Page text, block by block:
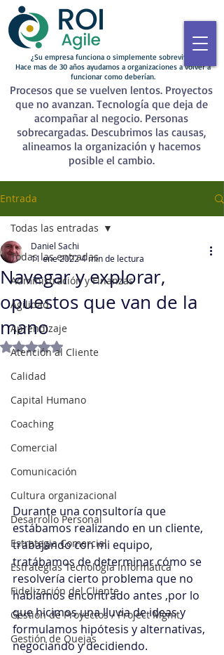
¿Su empresa funciona o simplemente sobrevive?
Hace mas de 30 años ayudamos a organizaciones a volver a
funcionar como deberían.
Procesos que se vuelven lentos. Proyectos
que no avanzan. Tecnología que deja de
acompañar al negocio. Personas
sobrecargadas. Descubrimos las causas,
alineamos la organización y hacemos
posible el cambio.
Entrada
Todas las entradas
Administración y Finanzas
Agilidad
Aprendizaje
Atención al Cliente
Calidad
Capital Humano
Coaching
Comercial
Comunicación
Cultura organizacional
Desarrollo Personal
Estrategia Comercial
Estrategias Tecnología Informática
Fidelización del Cliente
Gestión de Proyectos / Project Mgmt
Gestión de Quejas
Todas las entradas
Navegar y explorar,
opuestos que van de la
mano
Daniel Sachi
11 ene 20224 min de lectura
Obtuvo NaN de 5 estrellas.
Durante una consultoría que
estábamos realizando en un cliente,
trabajando con mi equipo,
tratábamos de determinar cómo se
resolvería cierto problema que no
habíamos encontrado antes ,por lo
que hicimos una lluvia de ideas y
formulamos hipótesis y alternativas,
negociando y decidiendo.